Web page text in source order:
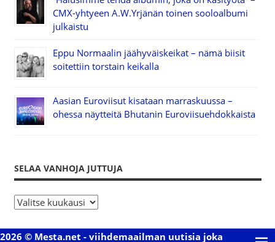
CMX-yhtyeen A.W.Yrjänän toinen sooloalbumi
julkaistu
Eppu Normaalin jäähyväiskeikat – nämä biisit
soitettiin torstain keikalla
Aasian Euroviisut kisataan marraskuussa –
ohessa näytteitä Bhutanin Euroviisuehdokkaista
SELAA VANHOJA JUTTUJA
S
l
2026 © Mesta.net - viihdemaailman uutisia joka